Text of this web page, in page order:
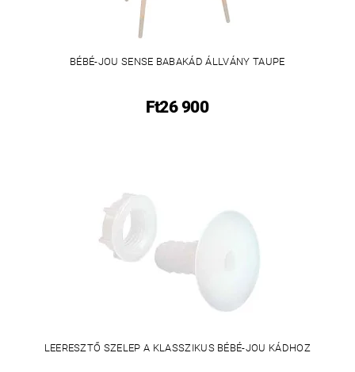
BÉBÉ-JOU SENSE BABAKÁD ÁLLVÁNY TAUPE
Ft26 900
LEERESZTŐ SZELEP A KLASSZIKUS BÉBÉ-JOU KÁDHOZ